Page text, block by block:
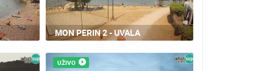
MON PERIN 2 - UVALA
UŽIVO